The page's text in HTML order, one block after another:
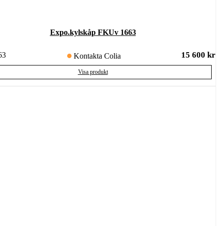
Expo.kylskåp FKUv 1663
Kontakta Colia 15 600 kr
Visa produkt